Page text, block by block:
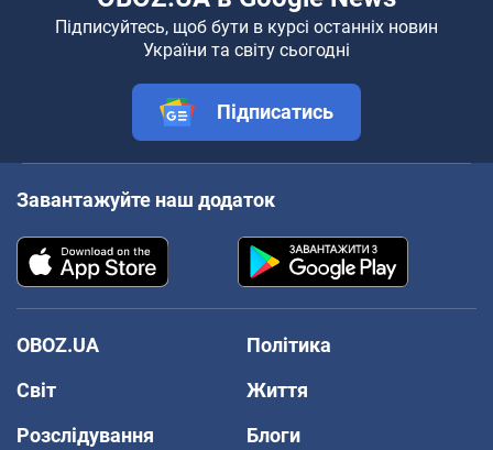
Підписуйтесь, щоб бути в курсі останніх новин
України та світу сьогодні
Підписатись
Завантажуйте наш додаток
OBOZ.UA
Політика
Світ
Життя
Розслідування
Блоги